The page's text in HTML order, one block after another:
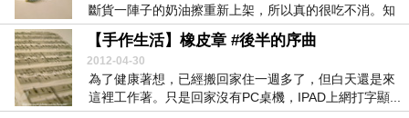
斷貨一陣子的奶油擦重新上架，所以真的很吃不消。知
道...
【手作生活】橡皮章 #後半的序曲
2012-04-30
為了健康著想，已經搬回家住一週多了，但白天還是來
這裡工作著。只是回家沒有PC桌機，IPAD上網打字顯...